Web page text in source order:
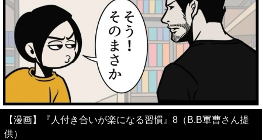
【漫画】『人付き合いが楽になる習慣』8（B.B軍曹さん提
供）